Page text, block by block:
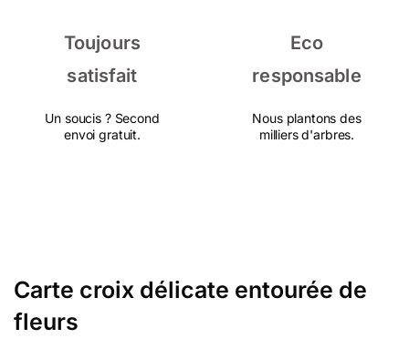
Toujours
satisfait
Un soucis ? Second
envoi gratuit.
Eco
responsable
Nous plantons des
milliers d'arbres.
Carte croix délicate entourée de
fleurs